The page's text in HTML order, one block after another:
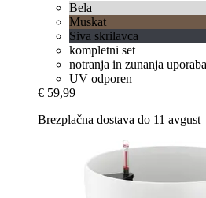
Bela
Muskat
Siva skrilavca
kompletni set
notranja in zunanja uporaba
UV odporen
€ 59,99
Brezplačna dostava do 11 avgust